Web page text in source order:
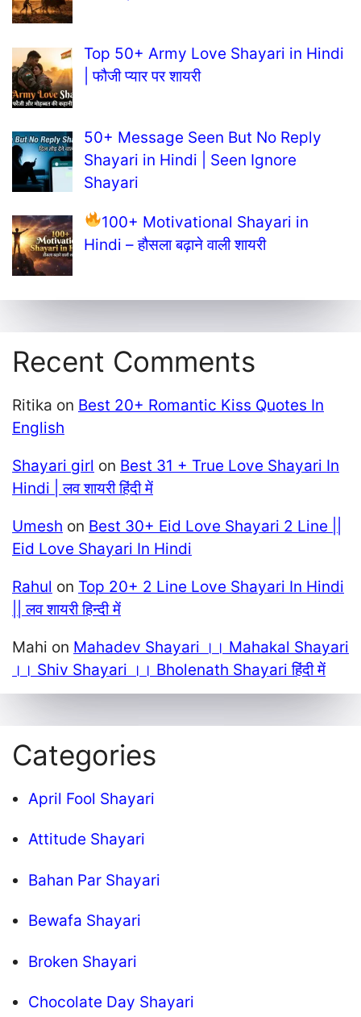
Top 50+ Army Love Shayari in Hindi
| फौजी प्यार पर शायरी
50+ Message Seen But No Reply
Shayari in Hindi | Seen Ignore
Shayari
100+ Motivational Shayari in
Hindi – हौसला बढ़ाने वाली शायरी
Recent Comments
Ritika on Best 20+ Romantic Kiss Quotes In
English
Shayari girl on Best 31 + True Love Shayari In
Hindi | लव शायरी हिंदी में
Umesh on Best 30+ Eid Love Shayari 2 Line ||
Eid Love Shayari In Hindi
Rahul on Top 20+ 2 Line Love Shayari In Hindi
|| लव शायरी हिन्दी में
Mahi on Mahadev Shayari ।। Mahakal Shayari
।। Shiv Shayari ।। Bholenath Shayari हिंदी में
Categories
April Fool Shayari
Attitude Shayari
Bahan Par Shayari
Bewafa Shayari
Broken Shayari
Chocolate Day Shayari